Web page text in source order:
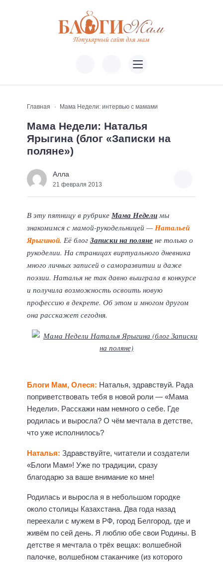
Главная Мама Недели: интервью с мамами
Мама Недели: Наталья
Ярыгина (блог «Записки на
поляне»)
Алла
21 февраля 2013
В эту пятницу в рубрике Мама Неделимы
знакомимся с мамой-рукодельницей —Натальей
Ярыгиной. Её блог Записки на поляне не только о
рукоделии. На страницах виртуального дневника
много личных записей о саморазвитии и даже
поэзии. Наталья не так давно выиграла в конкурсе
и получила возможность освоить новую
профессию в декрете. Об этом и многом другом
она расскажет сегодня.
Блоги Мам, Олеся: Наталья, здравствуй. Рада
поприветствовать тебя в новой роли — «Мама
Недели». Расскажи нам немного о себе. Где
родилась и выросла? О чём мечтала в детстве,
что уже исполнилось?
Наталья: Здравствуйте, читатели и создатели
«Блоги Мам»! Уже по традиции, сразу
благодарю за ваше внимание ко мне!
Родилась и выросла я в небольшом городке
около столицы Казахстана. Два года назад
переехали с мужем в РФ, город Белгород, где и
живём по сей день. Я люблю обе свои Родины. В
детстве я мечтала о трёх вещах: волшебной
палочке, волшебном стаканчике (из которого